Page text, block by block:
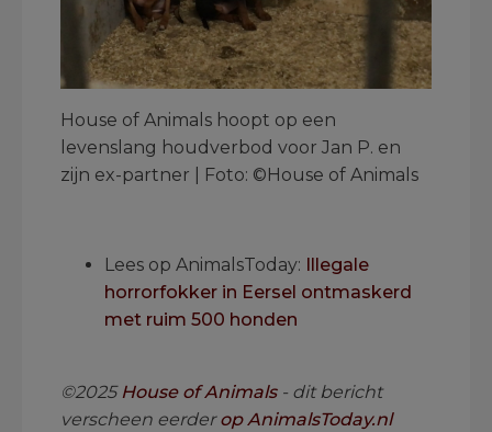
House of Animals hoopt op een
levenslang houdverbod voor Jan P. en
zijn ex-partner | Foto: ©House of Animals
Lees op AnimalsToday:
Illegale
horrorfokker in Eersel ontmaskerd
met ruim 500 honden
©2025House of Animals- dit bericht
verscheen eerderop AnimalsToday.nl